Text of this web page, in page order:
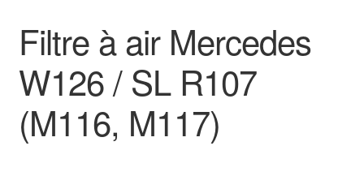
Filtre à air Mercedes
W126 / SL R107
(M116, M117)